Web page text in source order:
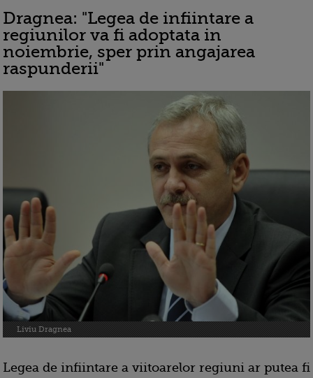
Dragnea: "Legea de infiintare a
regiunilor va fi adoptata in
noiembrie, sper prin angajarea
raspunderii"
Liviu Dragnea
Legea de infiintare a viitoarelor regiuni ar putea fi